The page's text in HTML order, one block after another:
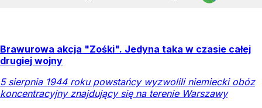
Brawurowa akcja "Zośki". Jedyna taka w czasie całej
drugiej wojny
5 sierpnia 1944 roku powstańcy wyzwolili niemiecki obóz
koncentracyjny znajdujący się na terenie Warszawy